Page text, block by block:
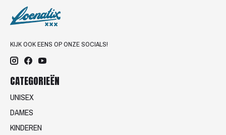
KIJK OOK EENS OP ONZE SOCIALS!
CATEGORIEËN
UNISEX
DAMES
KINDEREN